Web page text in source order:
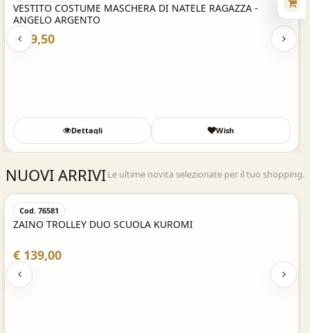
COSTUME DI HALLOWEEN DA SCHOOL GIRL HORROR
€ 34,11
Dettagli Wish
NUOVI ARRIVILe ultime novita selezionate per il tuo shopping.
Acquisto Veloce
Cod. 76582
ZAINO TROLLEY DUO SCUOLA HELLO KITTY
€ 139,00